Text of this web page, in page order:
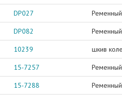
DP027
DP082
10239 шкив
15-7257
15-7288